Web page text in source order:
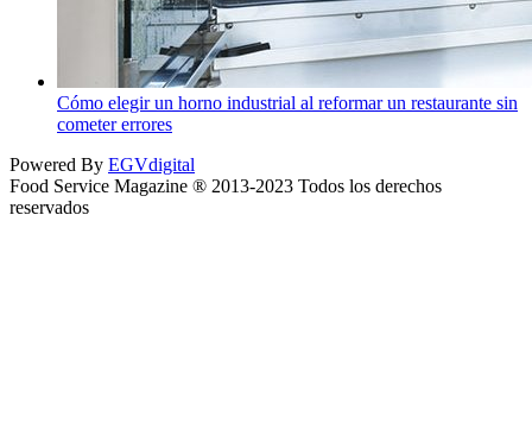
Cómo elegir un horno industrial al reformar un restaurante sin
cometer errores
Powered By EGVdigital
Food Service Magazine ® 2013-2023 Todos los derechos
reservados